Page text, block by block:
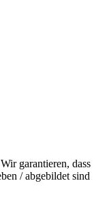
garantieren, dass
/ abgebildet sind